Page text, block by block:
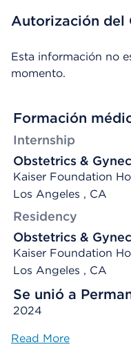
Autorización del
Esta información no
momento.
Formación
Internship
Obstetrics &
Kaiser Foundation
Los Angeles , CA
Residency
Obstetrics &
Kaiser Foundation
Los Angeles , CA
Se unió a
2024
Read More